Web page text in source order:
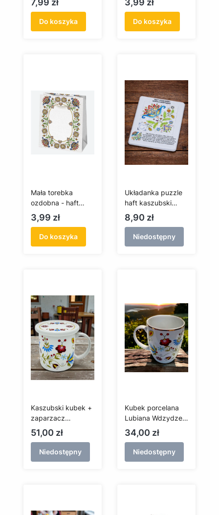
7,99 zł
Do koszyka
Wdzydze
3,99 zł
Do koszyka
Mała torebka
ozdobna - haft
kaszubski -
wdzydzki
Cena
3,99 zł
Do koszyka
Układanka puzzle
haft kaszubski
(szkoła wdzydzka)
Cena
8,90 zł
Niedostępny
Kaszubski kubek +
zaparzacz
porcelana Lubiana
(Eryk) - Wdzydze
Cena
51,00 zł
Niedostępny
Kubek porcelana
Lubiana Wdzydze
(Filip)
Cena
34,00 zł
Niedostępny